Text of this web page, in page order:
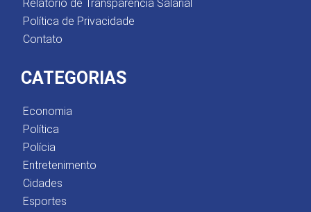
Relatório de Transparência Salarial
Política de Privacidade
Contato
CATEGORIAS
Economia
Política
Polícia
Entretenimento
Cidades
Esportes